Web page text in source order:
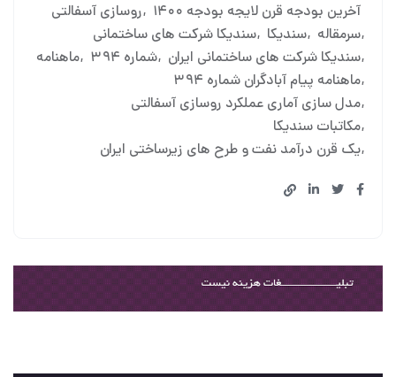
آخرین بودجه قرن لایجه بودجه ۱۴۰۰
روسازی آسفالتی
سرمقاله سندیکا سندیکا شرکت های ساختمانی
سندیکا شرکت های ساختمانی ایران شماره ۳۹۴
ماهنامه
ماهنامه پیام آبادگران شماره ۳۹۴
مدل سازی آماری عملکرد روسازی آسفالتی
مکاتبات سندیکا
یک قرن درآمد نفت و طرح های زیرساختی ایران